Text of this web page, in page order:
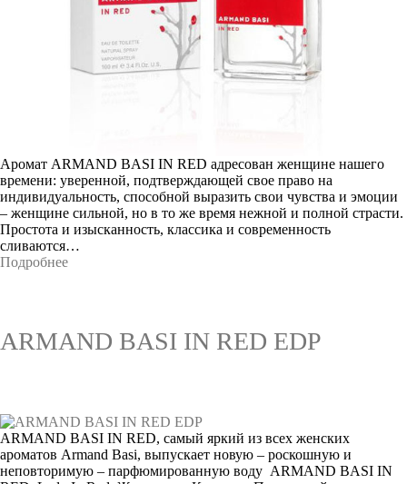
Аромат ARMAND BASI IN RED адресован женщине нашего
времени: уверенной, подтверждающей свое право на
индивидуальность, способной выразить свои чувства и эмоции
– женщине сильной, но в то же время нежной и полной страсти.
Простота и изысканность, классика и современность
сливаются…
Подробнее
ARMAND BASI IN RED EDP
ARMAND BASI IN RED, самый яркий из всех женских
ароматов Armand Basi, выпускает новую – роскошную и
неповторимую – парфюмированную воду ARMAND BASI IN